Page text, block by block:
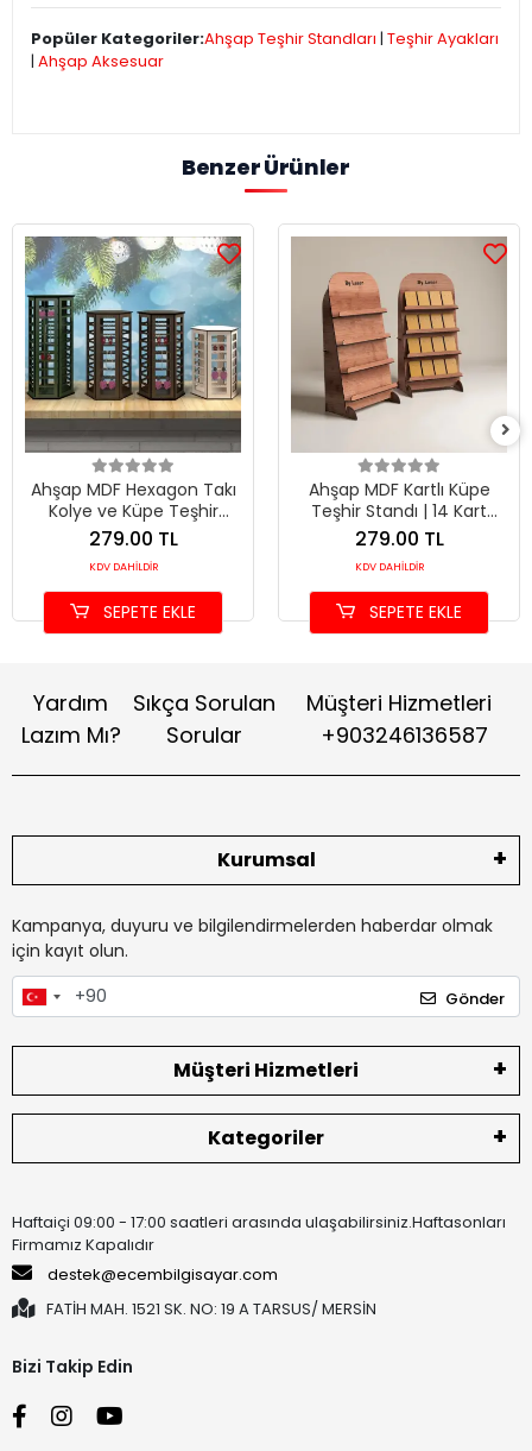
Popüler Kategoriler:Ahşap Teşhir Standları | Teşhir Ayakları
| Ahşap Aksesuar
Benzer Ürünler
Ahşap MDF Hexagon Takı
Kolye ve Küpe Teşhir
Standı - 3 Farklı Boy
Seçeneği
279.00 TL
KDV DAHİLDİR
SEPETE EKLE
Ahşap MDF Kartlı Küpe
Teşhir Standı | 14 Kart
Dahil | 250x480mm
Profesyonel Ünite
279.00 TL
KDV DAHİLDİR
SEPETE EKLE
Yardım
Lazım Mı?
Sıkça Sorulan
Sorular
Müşteri Hizmetleri
+903246136587
Kurumsal
Kampanya, duyuru ve bilgilendirmelerden haberdar olmak
için kayıt olun.
Gönder
Müşteri Hizmetleri
Kategoriler
Haftaiçi 09:00 - 17:00 saatleri arasında ulaşabilirsiniz.Haftasonları
Firmamız Kapalıdır
destek@ecembilgisayar.com
FATİH MAH. 1521 SK. NO: 19 A TARSUS/ MERSİN
Bizi Takip Edin